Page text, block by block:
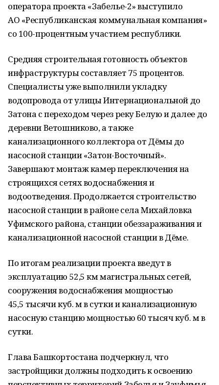
оператора проекта «Забелье-2» выступило
АО «Республиканская коммунальная компания»
со 100-процентным участием республики.
Средняя строительная готовность объектов
инфраструктуры составляет 75 процентов.
Специалисты уже выполнили укладку
водопровода от улицы Интернациональной до
Затона с переходом через реку Белую и далее до
деревни Ветошниково, а также
канализационного коллектора от Дёмы до
насосной станции «Затон-Восточный».
Завершают монтаж камер переключения на
строящихся сетях водоснабжения и
водоотведения. Продолжается строительство
насосной станции в районе села Михайловка
Уфимского района, станции обеззараживания и
канализационной насосной станции в Дёме.
По итогам реализации проекта введут в
эксплуатацию 52,5 км магистральных сетей,
сооружения водоснабжения мощностью
45,5 тысячи куб. м в сутки и канализационную
насосную станцию мощностью 60 тысяч куб. м в
сутки.
Глава Башкортостана подчеркнул, что
застройщики должны подходить к освоению